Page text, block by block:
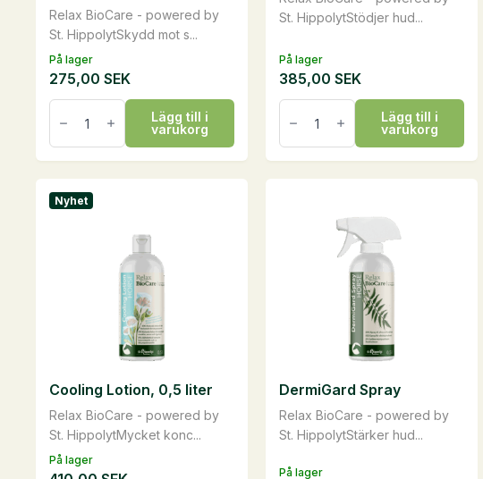
På lager
Relax BioCare - powered by
St. HippolytSkydd mot s...
275,00 SEK
Horse
Sun
Lotion,
0,25
liter
Lägg till i
varukorg
På lager
St. HippolytStödjer hud...
385,00 SEK
Zem
Lotion,
liter
mängd
Lägg till i
varukorg
På lager
Nyhet
Relax BioCare - powered by
St. HippolytMycket konc...
Cooling Lotion, 0,5 liter
På lager
Relax BioCare - powered by
St. HippolytStärker hud...
DermiGard Spray